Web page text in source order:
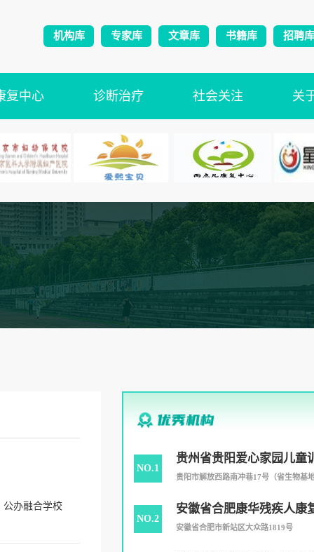
机构库 专家库 文章库 书籍库 招聘库
复中心 诊断治疗 社会关注 关
公办融合学校
NO.1
贵州省贵阳爱心家园儿童
贵阳市解放西路南冲巷17号（省生物基
NO.2
安徽省合肥康华残疾人康
安徽省合肥市新站区大众路1819号